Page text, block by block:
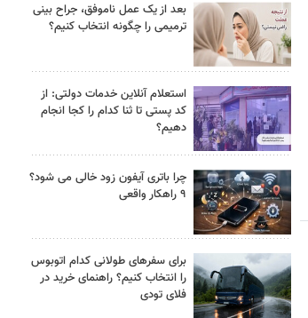
بعد از یک عمل ناموفق، جراح بینی
ترمیمی را چگونه انتخاب کنیم؟
استعلام آنلاین خدمات دولتی: از
کد پستی تا ثنا کدام را کجا انجام
دهیم؟
چرا باتری آیفون زود خالی می شود؟
۹ راهکار واقعی
برای سفرهای طولانی کدام اتوبوس
را انتخاب کنیم؟ راهنمای خرید در
فلای تودی